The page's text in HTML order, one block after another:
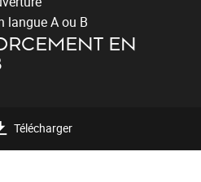
langue A ou B
EN
Télécharger